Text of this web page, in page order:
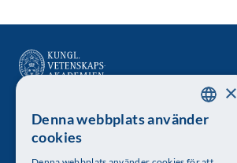
Kungl. Vetenskapsakademien SWEDISH
×
Denna webbplats använder
cookies